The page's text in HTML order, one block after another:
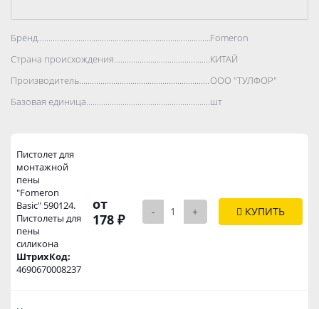
Бренд..................................................................................Fomeron
Страна происхождения..................................................................................
КИТАЙ
Производитель..................................................................................
ООО "ТУЛФОР"
Базовая единица..................................................................................
шт
Пистолет для
монтажной
пены
"Fomeron
Basic" 590124.
Пистолеты для
пены
силикона
ШтрихКод:
4690670008237
от
178 ₽
- + КУПИТЬ